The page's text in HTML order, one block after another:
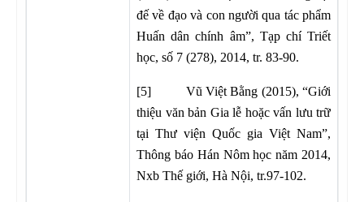
đế về đạo và con người qua tác phẩm
Huấn dân chính âm”, Tạp chí Triết
học, số 7 (278), 2014, tr. 83-90.
[5] Vũ Việt Bằng (2015), “Giới
thiệu văn bản Gia lễ hoặc vấn lưu trữ
tại Thư viện Quốc gia Việt Nam”,
Thông báo Hán Nôm học năm 2014,
Nxb Thế giới, Hà Nội, tr.97-102.